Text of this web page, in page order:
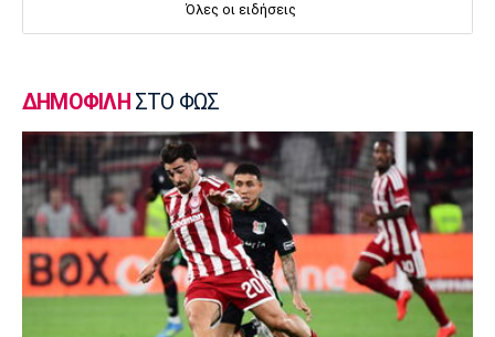
Κολύμβηση
Ήττα της Ελλάδας από την Ολλανδία
Χάντμπολ
Παπάζογλου: «Βρισκόμαστε σε πολύ καλό
επίπεδο»
08:35
Conference League
Παναθηναϊκός - ΤΣΣΚΑ 1948 1-1: Τα
highlights της αναμέτρησης
Όλες οι ειδήσεις
ΔΗΜΟΦΙΛΗ ΣΤΟ ΦΩΣ